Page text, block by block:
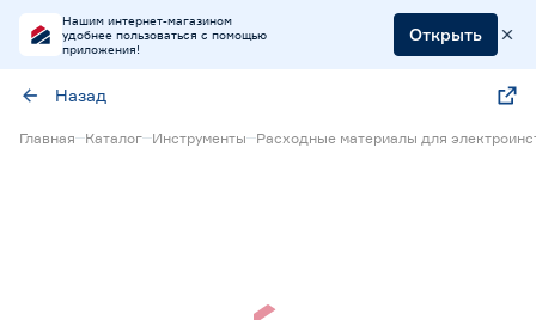
Нашим интернет-магазином
удобнее пользоваться с помощью
приложения!
Открыть
Назад
Главная Каталог Инструменты Расходные материалы для